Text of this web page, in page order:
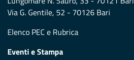
Via G. Gentile, 52 - 70126 Bari
Elenco PEC e Rubrica
Eventi e Stampa